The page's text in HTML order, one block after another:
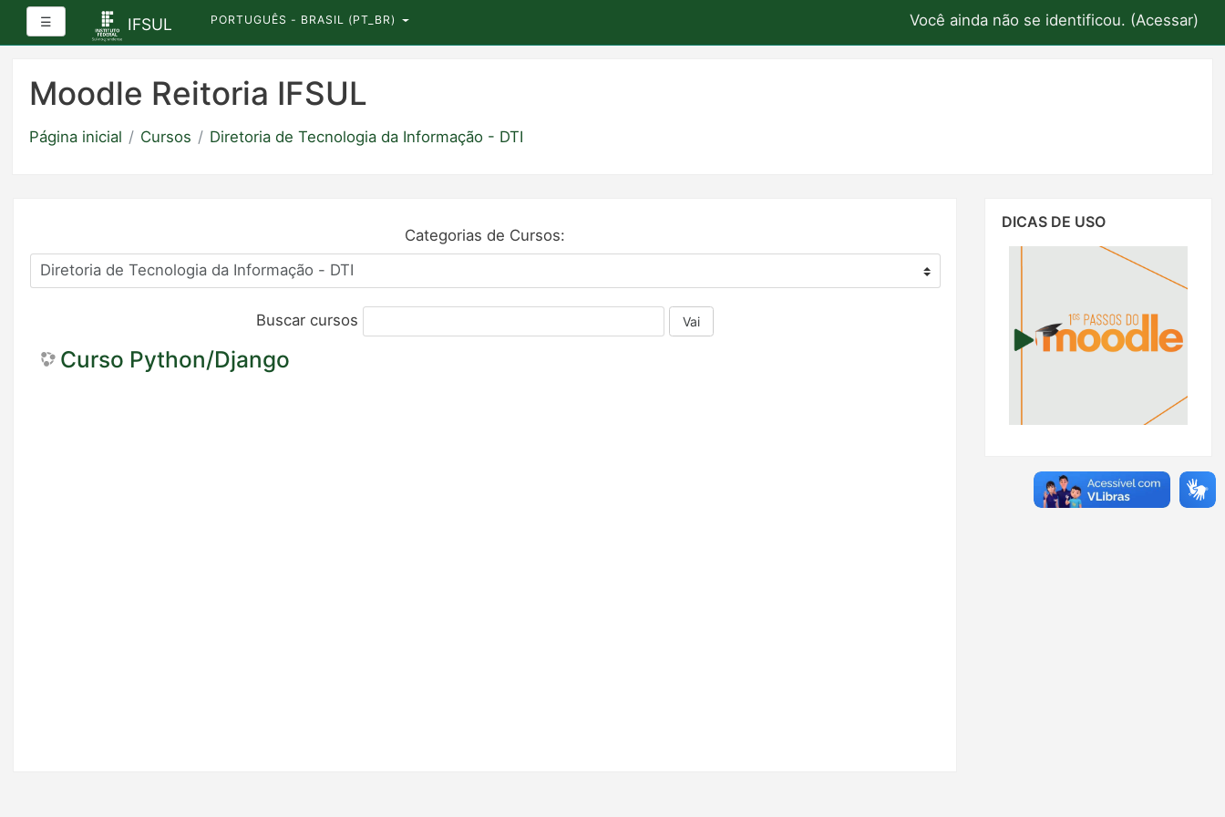
principal
☰ Painel lateral IFSUL Você ainda não se identificou. (Acessar)
PORTUGUÊS - BRASIL ‎(PT_BR)‎
Moodle Reitoria IFSUL
Página inicial Cursos Diretoria de Tecnologia da Informação - DTI
Categorias de Cursos:
Buscar cursos Vai
Curso Python/Django
Dicas
DICAS DE USO